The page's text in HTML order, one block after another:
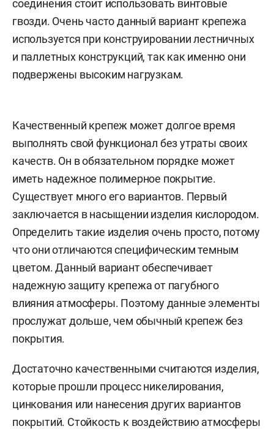
соединения стоит использовать винтовые
гвозди. Очень часто данный вариант крепежа
используется при конструировании лестничных
и паллетных конструкций, так как именно они
подвержены высоким нагрузкам.
Качественный крепеж может долгое время
выполнять свой функционал без утраты своих
качеств. Он в обязательном порядке может
иметь надежное полимерное покрытие.
Существует много его вариантов. Первый
заключается в насыщении изделия кислородом.
Определить такие изделия очень просто, потому
что они отличаются специфическим темным
цветом. Данный вариант обеспечивает
надежную защиту крепежа от пагубного
влияния атмосферы. Поэтому данные элементы
прослужат дольше, чем обычный крепеж без
покрытия.
Достаточно качественными считаются изделия,
которые прошли процесс никелирования,
цинкования или нанесения других вариантов
покрытий. Стойкость к воздействию атмосферы